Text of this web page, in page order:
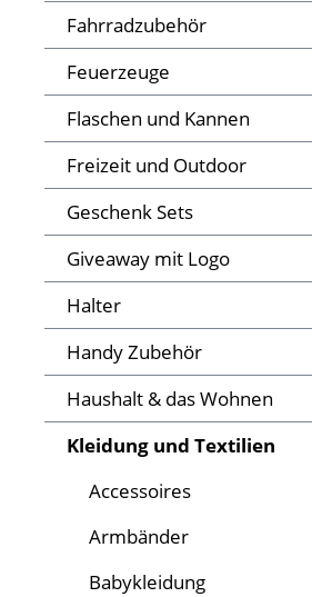
Fahrradzubehör
Feuerzeuge
Flaschen und Kannen
Freizeit und Outdoor
Geschenk Sets
Giveaway mit Logo
Halter
Handy Zubehör
Haushalt & das Wohnen
Kleidung und Textilien
Accessoires
Armbänder
Babykleidung